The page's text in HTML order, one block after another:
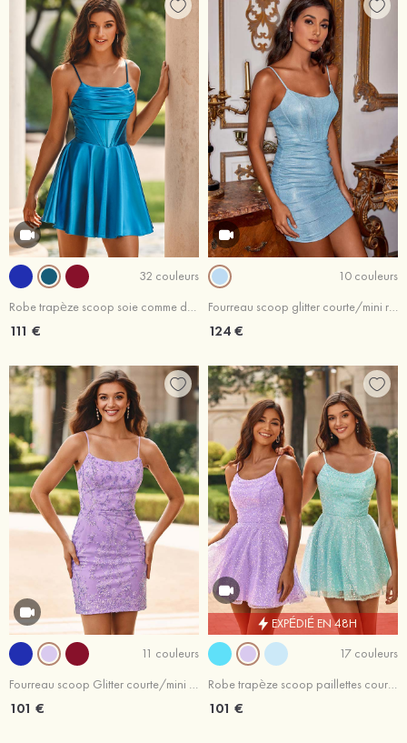
32 couleurs
111 €
10 couleurs
124 €
11 couleurs
Fourreau scoop Glitter courte/mini robe de fête de la rentrée
101 €
EXPÉDIÉ EN 48H
17 couleurs
Robe trapèze scoop paillettes courte/mini robe de fête de la rentrée
101 €